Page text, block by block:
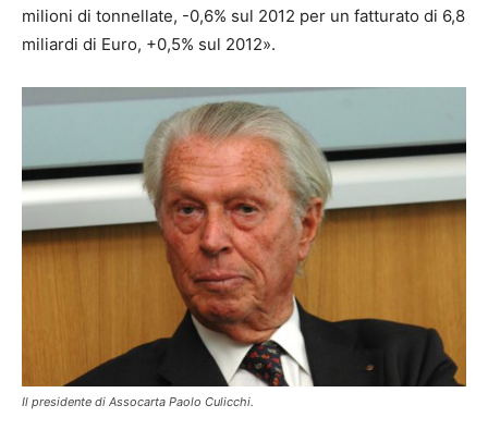
milioni di tonnellate, -0,6% sul 2012 per un fatturato di 6,8
miliardi di Euro, +0,5% sul 2012».
Il presidente di Assocarta Paolo Culicchi.